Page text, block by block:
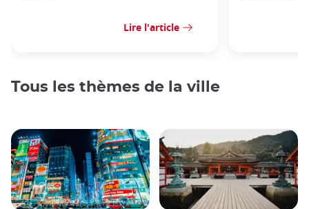
Lire l'article
Tous les thèmes de la ville